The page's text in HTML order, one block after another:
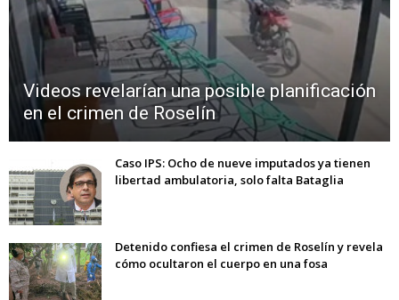
Videos revelarían una posible planificación
en el crimen de Roselín
Caso IPS: Ocho de nueve imputados ya tienen
libertad ambulatoria, solo falta Bataglia
Detenido confiesa el crimen de Roselín y revela
cómo ocultaron el cuerpo en una fosa